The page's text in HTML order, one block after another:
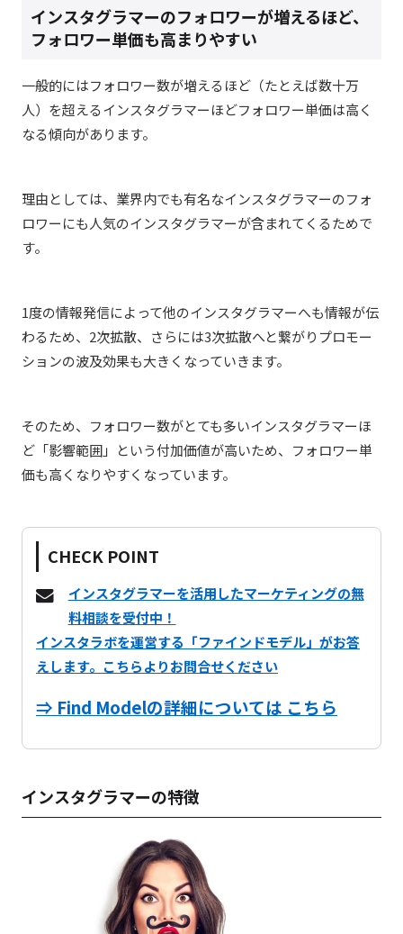
インスタグラマーのフォロワーが増えるほど、
フォロワー単価も高まりやすい
一般的にはフォロワー数が増えるほど（たとえば数十万
人）を超えるインスタグラマーほどフォロワー単価は高く
なる傾向があります。
理由としては、業界内でも有名なインスタグラマーのフォ
ロワーにも人気のインスタグラマーが含まれてくるためで
す。
1度の情報発信によって他のインスタグラマーへも情報が伝
わるため、2次拡散、さらには3次拡散へと繋がりプロモー
ションの波及効果も大きくなっていきます。
そのため、フォロワー数がとても多いインスタグラマーほ
ど「影響範囲」という付加価値が高いため、フォロワー単
価も高くなりやすくなっています。
CHECK POINT
インスタグラマーを活用したマーケティングの無
料相談を受付中！
インスタラボを運営する「ファインドモデル」がお答
えします。 こちらよりお問合せください
⇒ Find Modelの詳細については こちら
インスタグラマーの特徴